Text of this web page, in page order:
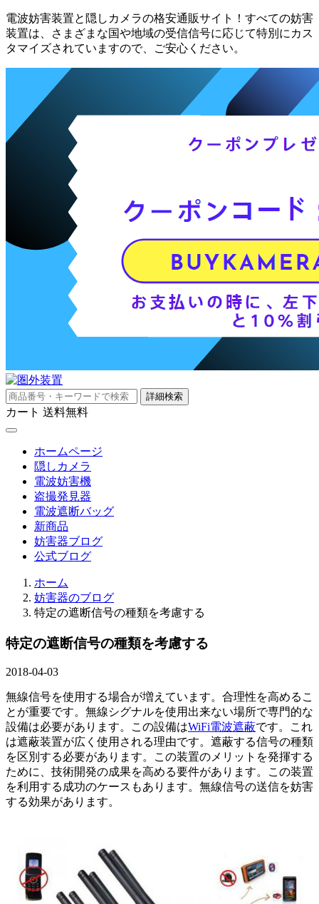
電波妨害装置と隠しカメラの格安通販サイト！すべての妨害
装置は、さまざまな国や地域の受信信号に応じて特別にカス
タマイズされていますので、ご安心ください。
詳細検索
カート 送料無料
ホームページ
隠しカメラ
電波妨害機
盗撮発見器
電波遮断バッグ
新商品
妨害器ブログ
公式ブログ
ホーム
妨害器のブログ
特定の遮断信号の種類を考慮する
特定の遮断信号の種類を考慮する
2018-04-03
無線信号を使用する場合が増えています。合理性を高めるこ
とが重要です。無線シグナルを使用出来ない場所で専門的な
設備は必要があります。この設備はWiFi電波遮蔽です。これ
は遮蔽装置が広く使用される理由です。遮蔽する信号の種類
を区別する必要があります。この装置のメリットを発揮する
ために、技術開発の成果を高める要件があります。この装置
を利用する成功のケースもあります。無線信号の送信を妨害
する効果があります。